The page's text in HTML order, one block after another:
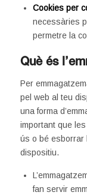
Cookies per
necessàries
permetre la
Què és
Per
pel web al teu
una forma
important que
ús o bé esborrar
dispositiu.
fan servir